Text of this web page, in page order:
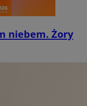
niebem. Żory